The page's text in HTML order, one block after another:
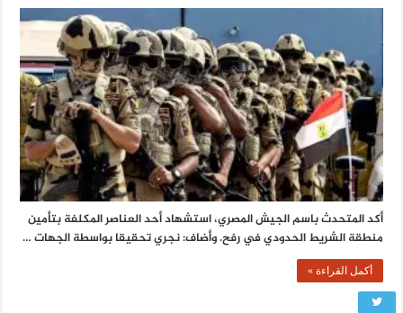
أكد المتحدث باسم الجيش المصري، استشهاد أحد العناصر المكلفة بتأمين
منطقة الشريط الحدودي في رفح. وأضاف: نجري تحقيقا بواسطة الجهات …
أكمل القراءة »